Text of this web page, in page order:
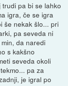
pa bi se lahko
igra, če se igra
še nekak šlo... pri
pa seveda ni
da naredi
s kakšno
seveda okoli
pa za
je igral po